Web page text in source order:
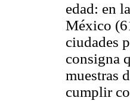
edad: en
México
ciudades
consigna
muestras
cumplir